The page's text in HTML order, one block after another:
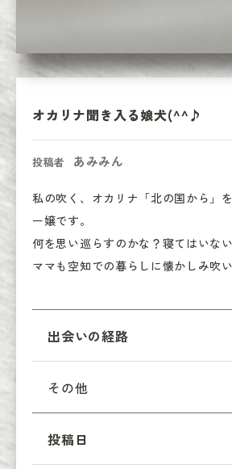
オカリナ聞き入る娘犬(^^♪
投稿者 あみみん
私の吹く、オカリナ「北の国から」
ー嬢です。
何を思い巡らすのかな？寝てはいない
ママも空知での暮らしに懐かしみ吹い
出会いの経路
その他
投稿日